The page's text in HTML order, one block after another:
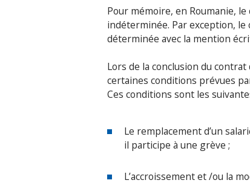
Pour mémoire, en Roumanie,
indéterminée. Par exception,
déterminée avec la mention
Lors de la conclusion du
certaines conditions prévues
Ces conditions sont les
Le remplacement d’un
il participe à une grève ;
L’accroissement et /ou la